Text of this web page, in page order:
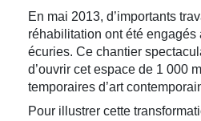
En mai 2013, d’importants
réhabilitation ont été engagés
écuries. Ce chantier
d’ouvrir cet espace de 1 000
temporaires d’art
Pour illustrer cette